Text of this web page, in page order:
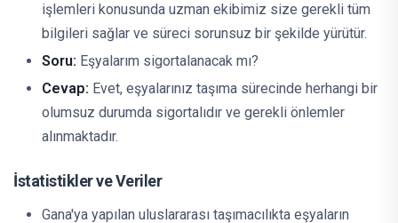
işlemleri konusunda uzman ekibimiz size gerekli tüm
bilgileri sağlar ve süreci sorunsuz bir şekilde yürütür.
Soru: Eşyalarım sigortalanacak mı?
Cevap: Evet, eşyalarınız taşıma sürecinde herhangi bir
olumsuz durumda sigortalıdır ve gerekli önlemler
alınmaktadır.
İstatistikler ve Veriler
Gana'ya yapılan uluslararası taşımacılıkta eşyaların